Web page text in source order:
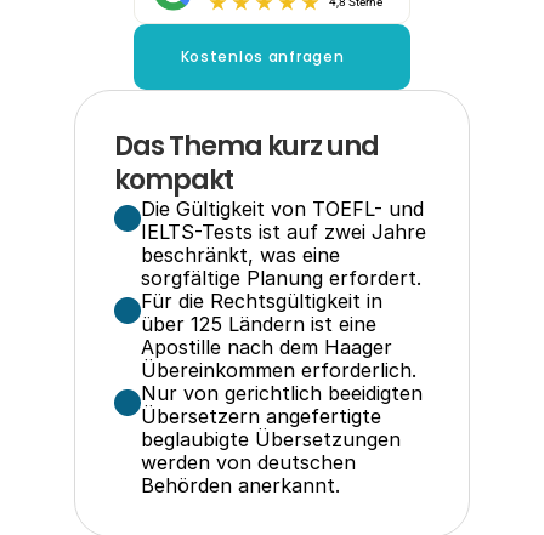
Kostenlos anfragen
Das Thema kurz und
kompakt
Die Gültigkeit von TOEFL- und
IELTS-Tests ist auf zwei Jahre
beschränkt, was eine
sorgfältige Planung erfordert.
Für die Rechtsgültigkeit in
über 125 Ländern ist eine
Apostille nach dem Haager
Übereinkommen erforderlich.
Nur von gerichtlich beeidigten
Übersetzern angefertigte
beglaubigte Übersetzungen
werden von deutschen
Behörden anerkannt.